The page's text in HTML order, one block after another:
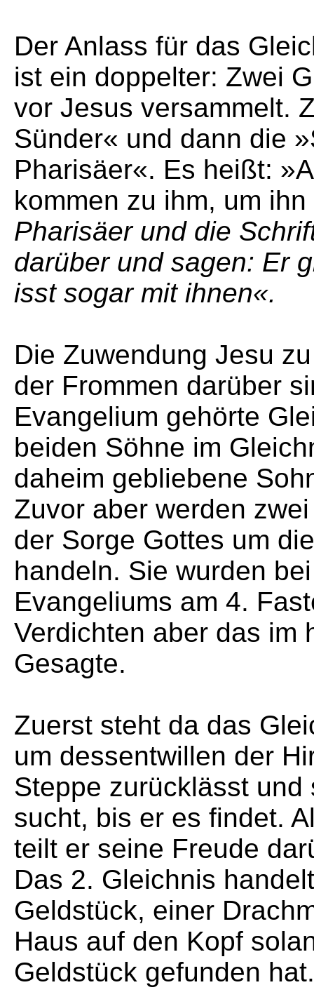
Der Anlass für das
ist ein doppelter: Zwei
vor Jesus versammelt.
Sünder« und dann die
Pharisäer«. Es heißt:
kommen zu ihm, um
Pharisäer und die
darüber und sagen: Er
isst sogar mit ihnen«.
Die Zuwendung Jesu
der Frommen darüber
Evangelium gehörte
beiden Söhne im
daheim gebliebene
Zuvor aber werden
der Sorge Gottes um
handeln. Sie wurden
Evangeliums am 4.
Verdichten aber das im
Gesagte.
Zuerst steht da das
um dessentwillen der
Steppe zurücklässt
sucht, bis er es findet.
teilt er seine Freude
Das 2. Gleichnis
Geldstück, einer
Haus auf den Kopf
Geldstück gefunden